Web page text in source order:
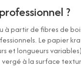
?
partir de fibres de
Le papier
et longueurs
vergéà la surface